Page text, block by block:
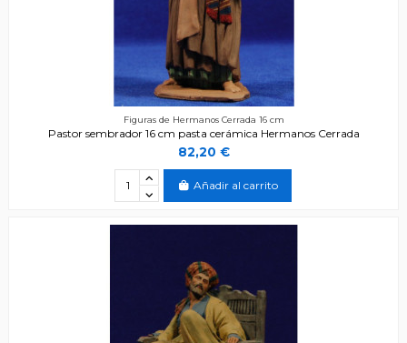
Figuras de Hermanos Cerrada 16 cm
Pastor sembrador 16 cm pasta cerámica Hermanos Cerrada
82,20 €
Añadir al carrito